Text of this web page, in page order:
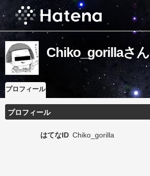
Chiko_gorillaさ
プロフィール
プロフィール
はてなID Chiko_gorilla